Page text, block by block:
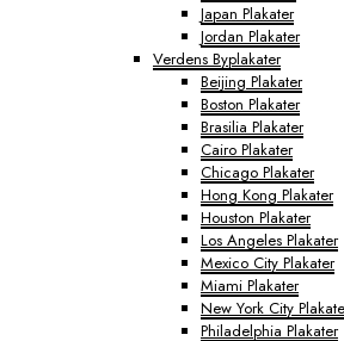
Japan Plakater
Jordan Plakater
Verdens Byplakater
Beijing Plakater
Boston Plakater
Brasilia Plakater
Cairo Plakater
Chicago Plakater
Hong Kong Plakater
Houston Plakater
Los Angeles Plakater
Mexico City Plakater
Miami Plakater
New York City
Philadelphia Plakater